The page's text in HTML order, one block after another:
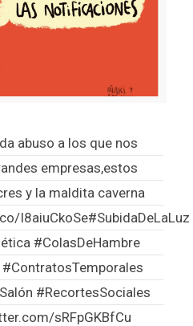
abuso a los que nos
empresas,estos
y la maldita caverna
I8aiuCkoSe#SubidaDeLaLuz
#ColasDeHambre
#ContratosTemporales
#RecortesSociales
sRFpGKBfCu